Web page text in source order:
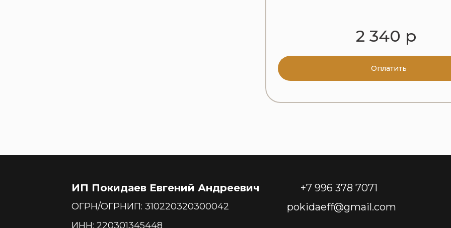
2 340 р
Оплатить
ИП Покидаев Евгений Андреевич
ОГРН/ОГРНИП: 310220320300042
ИНН: 220301345448
+7 996 378 7071
pokidaeff@gmail.com